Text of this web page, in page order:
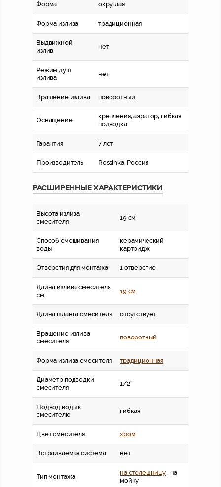
Форма округлая
Форма излива традиционная
Выдвижной
излив
нет
Режим душ
излива
нет
Вращение излива поворотный
Оснащение
крепления, аэратор, гибкая
подводка
Гарантия 7 лет
Производитель Rossinka, Россия
РАСШИРЕННЫЕ ХАРАКТЕРИСТИКИ
Высота излива
смесителя
19 см
Способ смешивания
воды
керамический
картридж
Отверстия для монтажа 1 отверстие
Длина излива смесителя,
см
19 см
Длина шланга смесителя отсутствует
Вращение излива
смесителя
поворотный
Форма излива смесителя традиционная
Диаметр подводки
смесителя
1/2''
Подвод воды к
смесителю
гибкая
Цвет смесителя хром
Встраиваемая система нет
Тип монтажа
на столешницу , на
мойку